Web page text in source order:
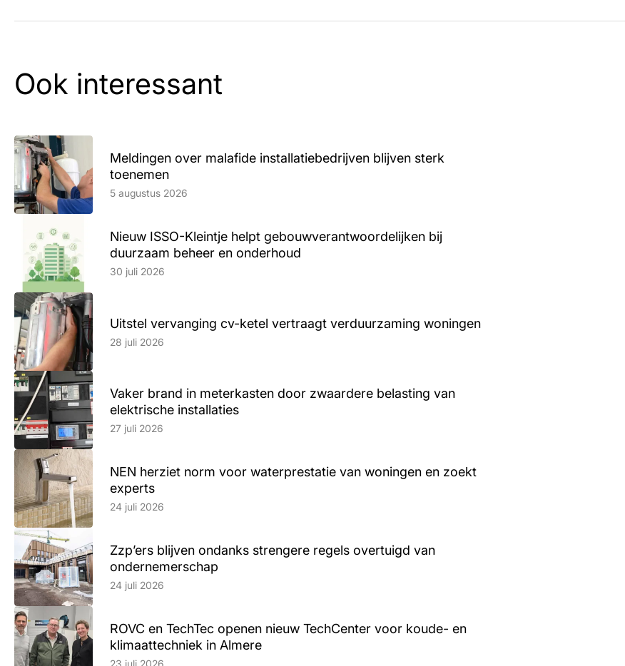
Ook interessant
Meldingen over malafide installatiebedrijven blijven sterk
toenemen
Lees artikel
5 augustus 2026
Nieuw ISSO-Kleintje helpt gebouwverantwoordelijken bij
duurzaam beheer en onderhoud
Lees artikel
30 juli 2026
Uitstel vervanging cv-ketel vertraagt verduurzaming woningen
Lees artikel
28 juli 2026
Vaker brand in meterkasten door zwaardere belasting van
elektrische installaties
Lees artikel
27 juli 2026
NEN herziet norm voor waterprestatie van woningen en zoekt
experts
Lees artikel
24 juli 2026
Zzp’ers blijven ondanks strengere regels overtuigd van
ondernemerschap
Lees artikel
24 juli 2026
ROVC en TechTec openen nieuw TechCenter voor koude- en
klimaattechniek in Almere
Lees artikel